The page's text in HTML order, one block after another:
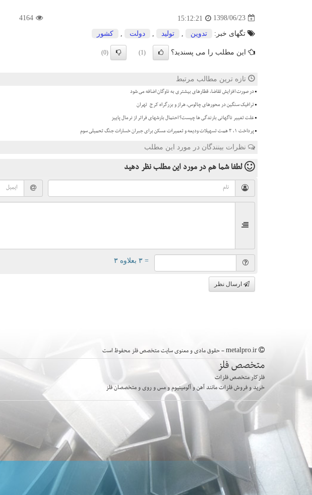
1398/06/23
15:12:21
4164
تگهای خبر: تدوین تولید دولت كشور
این مطلب را می پسندید؟ (1)
(0)
تازه ترین مطالب مرتبط
در صورت افزایش تقاضا، قطارهای بیشتری به ناوگان اضافه می شود
ترافیک سنگین در محورهای چالوس، هراز و بزرگراه کرج-تهران
علت تغییر ناگهانی بارندگی ها چیست؟ احتمال بارشهای فراتر از نرمال پاییز
پرداخت ۱، ۳ همت تسهیلات ودیعه و تعمیرات مسکن برای جبران خسارات جنگ تحمیلی سوم
نظرات بینندگان در مورد این مطلب
لطفا شما هم در مورد این مطلب نظر دهید
= ۳ بعلاوه ۳
ارسال نظر
متخصص فلز
فلزکار متخصص فلزات
خرید و فروش فلزات مانند آهن و آلومینیوم و مس و روی و متخصصان فلز